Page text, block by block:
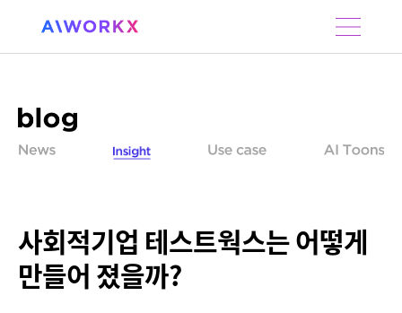
사회적기업 테스트웍스는 어떻게
만들어 졌을까?